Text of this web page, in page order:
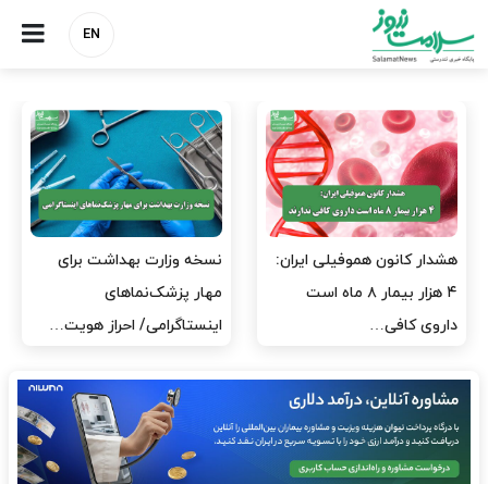
EN
ایران:
نسخه وزارت بهداشت برای
مهار پزشک‌نماهای
اینستاگرامی/ احراز هویت…
مدیران پرستاری باید
پرستاران باشند، نه